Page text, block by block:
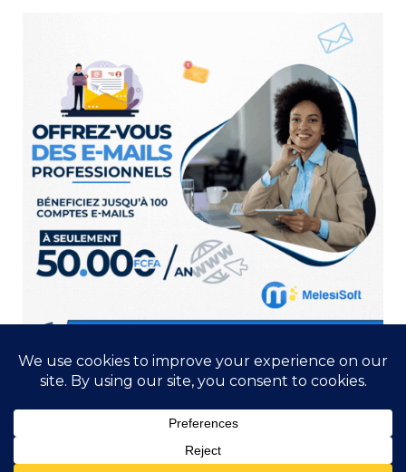
Copyright 2025 VM Médias | Développé par Melesisoft. Tous